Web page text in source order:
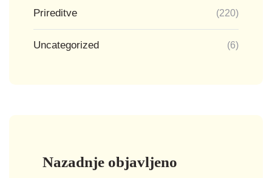
Prireditve (220)
Uncategorized (6)
Nazadnje objavljeno